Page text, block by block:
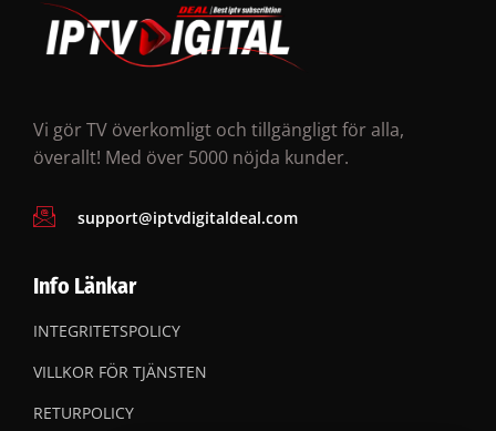
Vi gör TV överkomligt och tillgängligt för alla,
överallt! Med över 5000 nöjda kunder.
support@iptvdigitaldeal.com
Info Länkar
INTEGRITETSPOLICY
VILLKOR FÖR TJÄNSTEN
RETURPOLICY